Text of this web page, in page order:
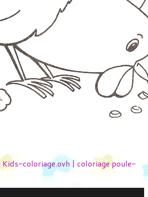
coloriage.ovh | coloriage poule-